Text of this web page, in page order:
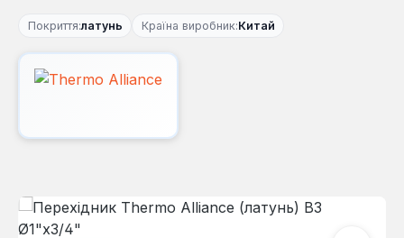
Покриття:латунь Країна виробник:Китай
Пропустити галерею зображень